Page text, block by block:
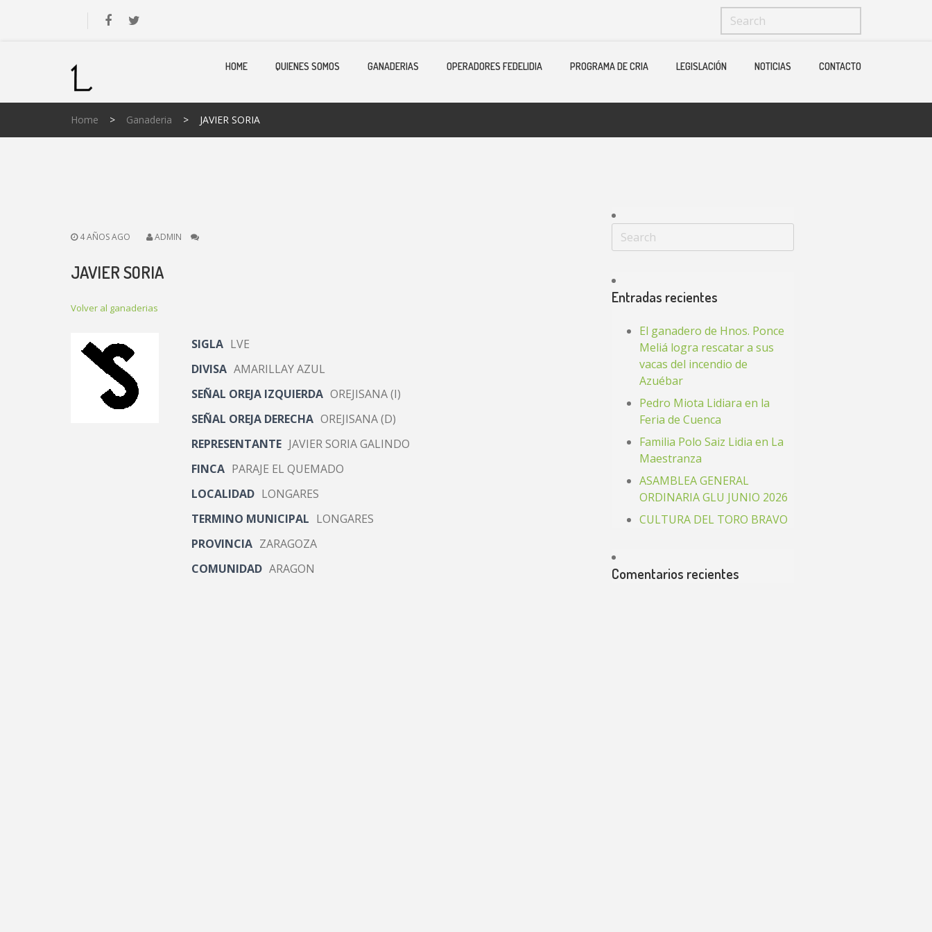
Menu
Quienes Somos
HOME QUIENES SOMOS GANADERIAS OPERADORES FEDELIDIA PROGRAMA DE CRIA LEGISLACIÓN NOTICIAS CONTACTO
Home > Ganaderia > JAVIER SORIA
4 AÑOS AGO ADMIN
JAVIER SORIA
Volver al ganaderias
SIGLA LVE
DIVISA AMARILLAY AZUL
SEÑAL OREJA IZQUIERDA OREJISANA (I)
SEÑAL OREJA DERECHA OREJISANA (D)
REPRESENTANTE JAVIER SORIA GALINDO
FINCA PARAJE EL QUEMADO
LOCALIDAD LONGARES
TERMINO MUNICIPAL LONGARES
PROVINCIA ZARAGOZA
COMUNIDAD ARAGON
Entradas recientes
El ganadero de Hnos. Ponce
Meliá logra rescatar a sus
vacas del incendio de
Azuébar
Pedro Miota Lidiara en la
Feria de Cuenca
Familia Polo Saiz Lidia en La
Maestranza
ASAMBLEA GENERAL
ORDINARIA GLU JUNIO 2026
CULTURA DEL TORO BRAVO
Comentarios recientes